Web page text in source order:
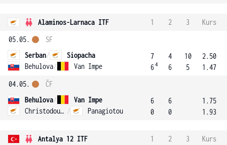
Alaminos-Larnaca ITF 1 2 3
Kurs
05.05.
Serban/
Siopacha
Behulova/ Van Impe
SF
7
64
4
6
10
5
2.50
1.47
04.05.
Behulova/
Van Impe
Christodoulou / Panagiotou
ČF
6
0
6
0
1.75
1.93
Antalya 12 ITF 1 2 3
Kurs